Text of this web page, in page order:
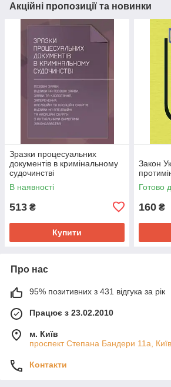
Акційні пропозиції та новинки
Зразки процесуальних
документів в кримінальному
судочинстві
В наявності
513 ₴
Купити
Закон
Готово
160 ₴
Про нас
95% позитивних з 431 відгука за рік
Працює з 23.02.2010
м. Київ
проспект Степана Бандери 11а,
Контакти